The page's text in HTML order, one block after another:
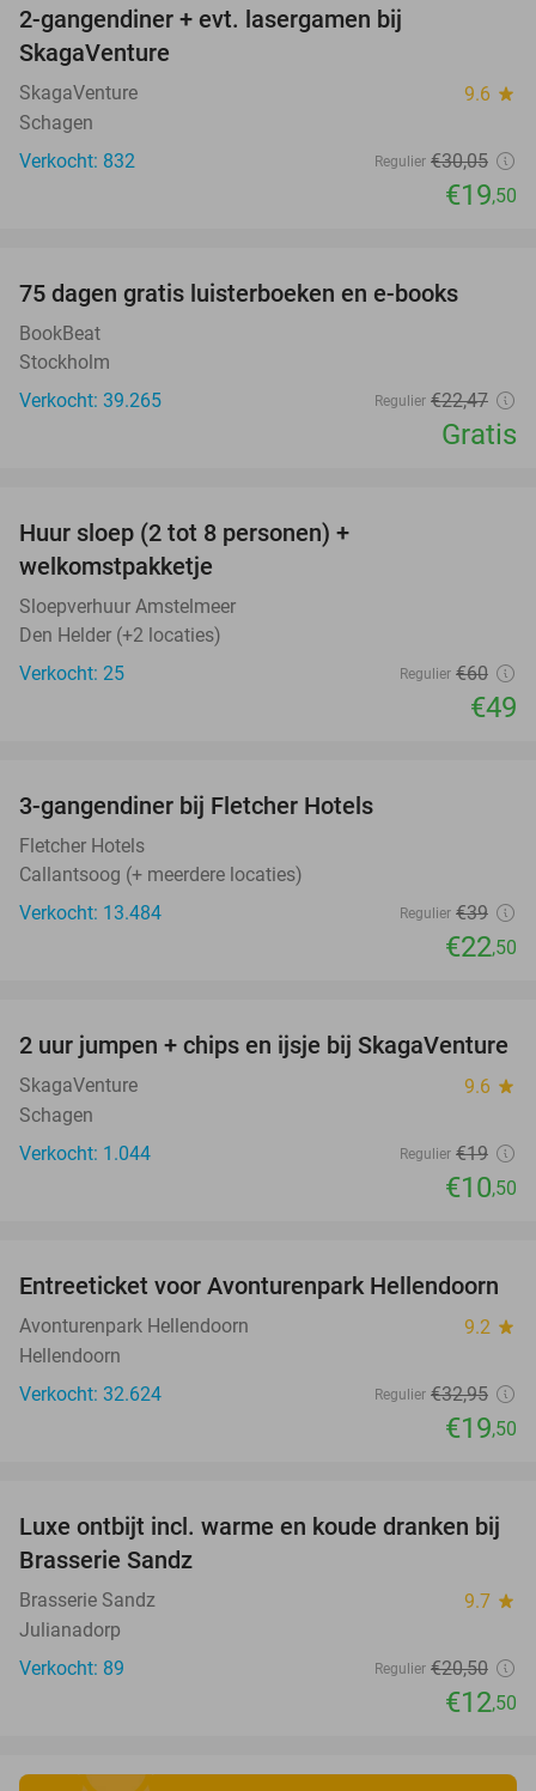
2-gangendiner + evt. lasergamen bij
SkagaVenture
SkagaVenture 9.6 star
Schagen
Verkocht: 832
Regulier €30,05
€19,50
75 dagen gratis luisterboeken en e-books
BookBeat
Stockholm
Verkocht: 39.265
Regulier €22,47
Gratis
Huur sloep (2 tot 8 personen) +
welkomstpakketje
Sloepverhuur Amstelmeer
Den Helder (+2 locaties)
Verkocht: 25
Regulier €60
€49
3-gangendiner bij Fletcher Hotels
Fletcher Hotels
Callantsoog (+ meerdere locaties)
Verkocht: 13.484
Regulier €39
€22,50
45%
2 uur jumpen + chips en ijsje bij SkagaVenture
SkagaVenture 9.6 star
Schagen
Verkocht: 1.044
Regulier €19
€10,50
41%
Entreeticket voor Avonturenpark Hellendoorn
Avonturenpark Hellendoorn 9.2 star
Hellendoorn
Verkocht: 32.624
Regulier €32,95
€19,50
39%
Luxe ontbijt incl. warme en koude dranken bij
Brasserie Sandz
Brasserie Sandz 9.7 star
Julianadorp
Verkocht: 89
Regulier €20,50
€12,50